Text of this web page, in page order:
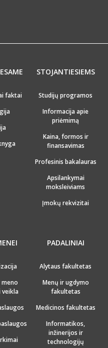
faktai
STOJANTIESIEMS
Studijų programos
Informacija apie
priėmimą
Kaina, formos ir
finansavimas
Profesinis bakalauras
Apsilankymai
moksleiviams
Įmokų rekvizitai
PADALINIAI
Alytaus fakultetas
Menų ir ugdymo
fakultetas
Medicinos fakultetas
Informatikos,
inžinerijos ir
technologijų